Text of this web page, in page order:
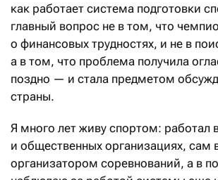
как работает система подготовки
главный вопрос не в том, что
о финансовых трудностях, и не в
а в том, что проблема получила
поздно — и стала предметом
страны.
Я много лет живу спортом: работал
и общественных организациях, сам
организатором соревнований, а в